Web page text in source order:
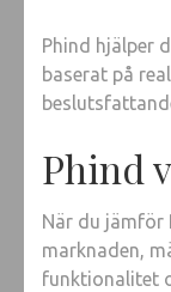
Phind hjälper
baserat på
Phind
När du jämför
marknaden,
funktionalitet